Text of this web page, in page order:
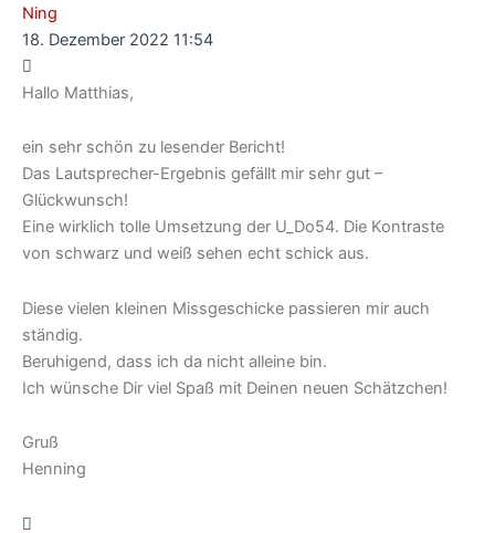
Ning
18. Dezember 2022 11:54
Hallo Matthias,
ein sehr schön zu lesender Bericht!
Das Lautsprecher-Ergebnis gefällt mir sehr gut –
Glückwunsch!
Eine wirklich tolle Umsetzung der U_Do54. Die Kontraste
von schwarz und weiß sehen echt schick aus.
Diese vielen kleinen Missgeschicke passieren mir auch
ständig.
Beruhigend, dass ich da nicht alleine bin.
Ich wünsche Dir viel Spaß mit Deinen neuen Schätzchen!
Gruß
Henning